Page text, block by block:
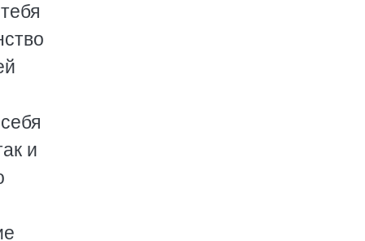
и